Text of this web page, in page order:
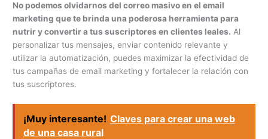
No podemos olvidarnos del correo masivo en el email
marketing que te brinda una poderosa herramienta para
nutrir y convertir a tus suscriptores en clientes leales. Al
personalizar tus mensajes, enviar contenido relevante y
utilizar la automatización, puedes maximizar la efectividad de
tus campañas de email marketing y fortalecer la relación con
tus suscriptores.
¡Muy interesante! Claves para crear una web
de una casa rural